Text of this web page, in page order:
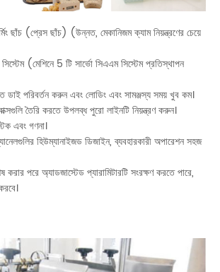
ছাঁচ (প্রেস ছাঁচ) (উন্নত, মেকানিজম ক্যাম নিয়ন্ত্রণের চেয়ে
(মেশিনে 5 টি সার্ভো সিএএম সিস্টেম প্রতিস্থাপন
ডাই পরিবর্তন করুন এবং লোডিং এবং সামঞ্জস্য সময় খুব কম।
তৈরি করতে উপলব্ধ পুরো লাইনটি নিয়ন্ত্রণ করুন।
এবং গণনা।
হিউম্যানাইজড ডিজাইন, ব্যবহারকারী অপারেশন সহজ
পরে অ্যাডজাস্টেড প্যারামিটারটি সংরক্ষণ করতে পারে,